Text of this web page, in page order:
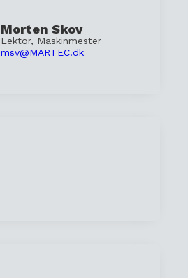
Morten Skov
Lektor, Maskinmester
msv@MARTEC.dk